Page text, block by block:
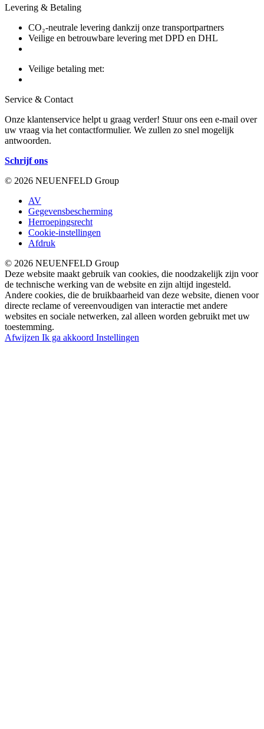
Levering & Betaling
CO₂-neutrale levering dankzij onze transportpartners
Veilige en betrouwbare levering met DPD en DHL
Veilige betaling met:
Service & Contact
Onze klantenservice helpt u graag verder! Stuur ons een e-mail over
uw vraag via het contactformulier. We zullen zo snel mogelijk
antwoorden.
Schrijf ons
© 2026 NEUENFELD Group
AV
Gegevensbescherming
Herroepingsrecht
Cookie-instellingen
Afdruk
© 2026 NEUENFELD Group
Deze website maakt gebruik van cookies, die noodzakelijk zijn voor
de technische werking van de website en zijn altijd ingesteld.
Andere cookies, die de bruikbaarheid van deze website, dienen voor
directe reclame of vereenvoudigen van interactie met andere
websites en sociale netwerken, zal alleen worden gebruikt met uw
toestemming.
Afwijzen Ik ga akkoord Instellingen